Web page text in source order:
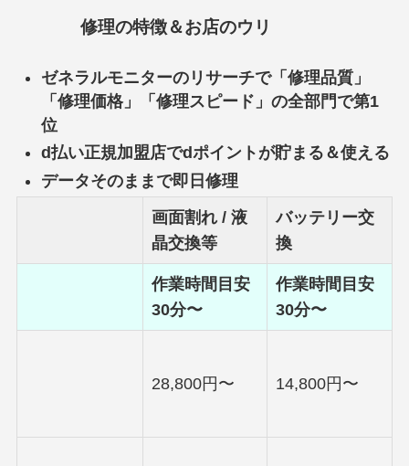
修理の特徴＆お店のウリ
ゼネラルモニターのリサーチで「修理品質」
「修理価格」「修理スピード」の全部門で第1
位
d払い正規加盟店でdポイントが貯まる＆使える
データそのままで即日修理
画面割れ / 液
晶交換等
バッテリー交
換
作業時間目安
30分〜
作業時間目安
30分〜
28,800円〜 14,800円〜